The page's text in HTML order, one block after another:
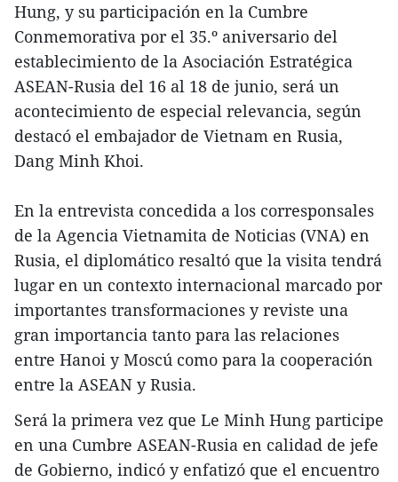
Hung, y su participación en la Cumbre
Conmemorativa por el 35.º aniversario del
establecimiento de la Asociación Estratégica
ASEAN-Rusia del 16 al 18 de junio, será un
acontecimiento de especial relevancia, según
destacó el embajador de Vietnam en Rusia,
Dang Minh Khoi.
En la entrevista concedida a los corresponsales
de la Agencia Vietnamita de Noticias (VNA) en
Rusia, el diplomático resaltó que la visita tendrá
lugar en un contexto internacional marcado por
importantes transformaciones y reviste una
gran importancia tanto para las relaciones
entre Hanoi y Moscú como para la cooperación
entre la ASEAN y Rusia.
Será la primera vez que Le Minh Hung participe
en una Cumbre ASEAN-Rusia en calidad de jefe
de Gobierno, indicó y enfatizó que el encuentro